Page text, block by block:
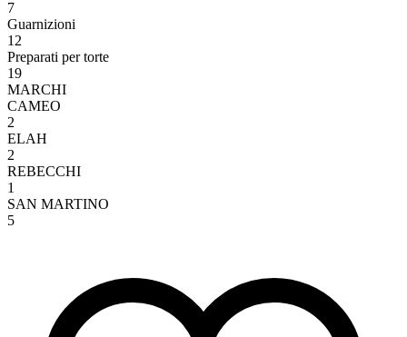
7
Guarnizioni
12
Preparati per torte
19
MARCHI
CAMEO
2
ELAH
2
REBECCHI
1
SAN MARTINO
5